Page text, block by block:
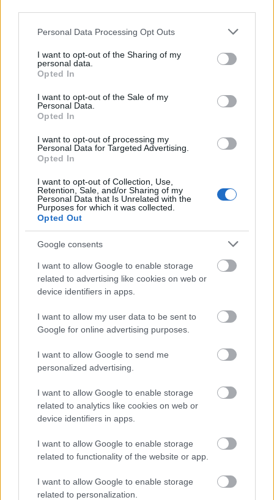
Please note that this website/app uses one or more Google
not limited to your visit or usage behaviour. You may click to
grant or deny consent to Google and its third-party tags to
use your data for below specified purposes in below Google
consent section.
Personal Data Processing Opt Outs
I want to opt-out of the Sharing of my
personal data.
Opted In
I want to opt-out of the Sale of my
Personal Data.
Opted In
I want to opt-out of processing my
Personal Data for Targeted Advertising.
Opted In
I want to opt-out of Collection, Use,
Retention, Sale, and/or Sharing of my
Personal Data that Is Unrelated with the
Purposes for which it was collected.
Opted Out
Google consents
I want to allow Google to enable storage
related to advertising like cookies on web or
device identifiers in apps.
I want to allow my user data to be sent to
Google for online advertising purposes.
I want to allow Google to send me
personalized advertising.
I want to allow Google to enable storage
related to analytics like cookies on web or
device identifiers in apps.
I want to allow Google to enable storage
related to functionality of the website or app.
I want to allow Google to enable storage
related to personalization.
Cserébe sokkal hosszabb alapozás, mondjuk 5-6
hónap, heti 30-40 kilivel. Ngyrészt alacsony
versenyek így kiesnek, megyek újra Bécsbe. De
először is elmegyek állapotfelmérésre, doktorilag.
Ma pedig kimegyek a Szigetre, hogy megtudjam,
milyen mély a Nyúl ürege.
Címkék:Címkék
Ajánlott bejegyzések:
Két év és négy hónap, letöltendő...
A jó pap holtig tanul, de legalább
harmincötig.